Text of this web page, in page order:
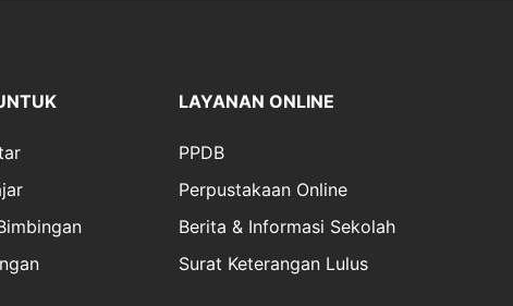
LAYANAN ONLINE
PPDB
Perpustakaan Online
Berita & Informasi Sekolah
Surat Keterangan Lulus